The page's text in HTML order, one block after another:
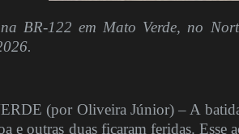
BR-122 em Mato Verde, no
(por Oliveira Júnior) – A
e outras duas ficaram feridas.